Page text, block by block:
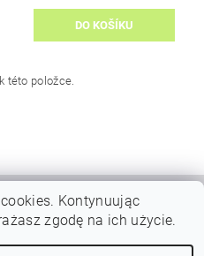
této položce.
| DOPRAVY A PLATBY |
osobních údajů
Kontynuując
zgodę na ich użycie.